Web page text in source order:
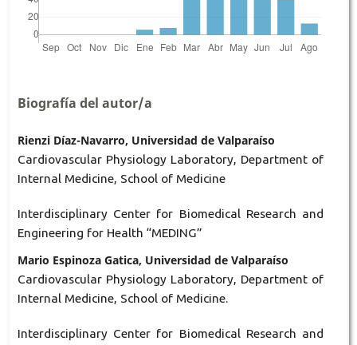
Biografía del autor/a
Rienzi Díaz-Navarro, Universidad de Valparaíso
Cardiovascular Physiology Laboratory, Department of
Internal Medicine, School of Medicine
Interdisciplinary Center for Biomedical Research and
Engineering for Health “MEDING”
Mario Espinoza Gatica, Universidad de Valparaíso
Cardiovascular Physiology Laboratory, Department of
Internal Medicine, School of Medicine.
Interdisciplinary Center for Biomedical Research and